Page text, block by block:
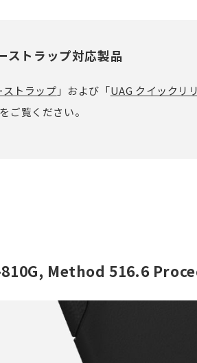
ストラップ対応製品
ストラップ 」および「UAG クイックリ
ご覧ください。
810G, Method 516.6